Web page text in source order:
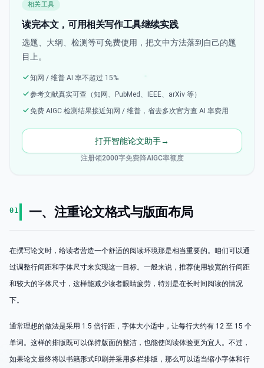
相关工具
读完本文，可用相关写作工具继续实践
选题、大纲、检测等可免费使用，把文中方法落到自己的题
目上。
知网 / 维普 AI 率不超过 15%
参考文献真实可查（知网、PubMed、IEEE、arXiv 等）
免费 AIGC 检测结果接近知网 / 维普，省去多次官方查 AI 率费用
打开智能论文助手→
注册领2000字免费降AIGC率额度
01 一、注重论文格式与版面布局
在撰写论文时，给读者营造一个舒适的阅读环境那是相当重要的。咱们可以通
过调整行间距和字体尺寸来实现这一目标。一般来说，推荐使用较宽的行间距
和较大的字体尺寸，这样能减少读者眼睛疲劳，特别是在长时间阅读的情况
下。
通常理想的做法是采用 1.5 倍行距，字体大小适中，让每行大约有 12 至 15 个
单词。这样的排版既可以保持版面的整洁，也能使阅读体验更为宜人。不过，
如果论文最终将以书籍形式印刷并采用多栏排版，那么可以适当缩小字体和行